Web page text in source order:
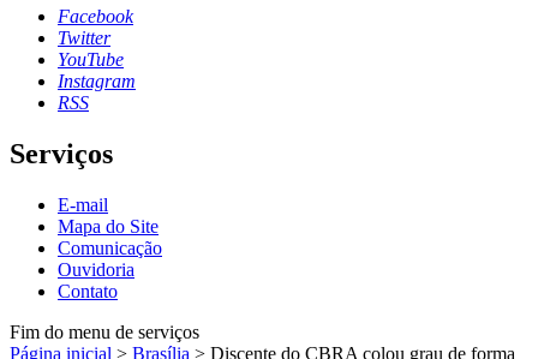
Facebook
Twitter
YouTube
Instagram
RSS
Serviços
E-mail
Mapa do Site
Comunicação
Ouvidoria
Contato
Fim do menu de serviços
Página inicial > Brasília > Discente do CBRA colou grau de forma